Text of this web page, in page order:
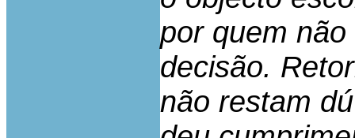
por quem
decisão.
não restam